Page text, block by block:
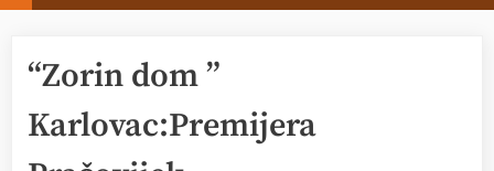
“Zorin dom ”
Karlovac:Premijera